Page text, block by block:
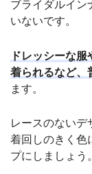
ブライダルイン
いないです。
ドレッシーな
着られるなど、
ます。
レースのないデ
着回しのきく色
プにしましょう。